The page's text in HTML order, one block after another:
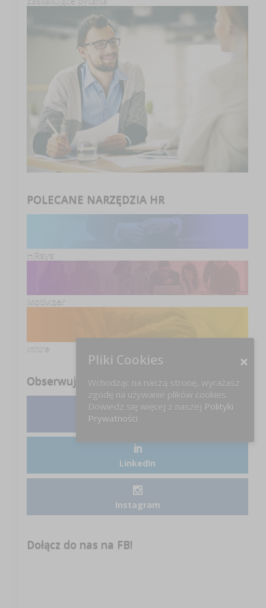
POLECANE NARZĘDZIA HR
HRsys
Motivizer
Inhire
Obserwuj nas
Facebook
LinkedIn
Instagram
Dołącz do nas na FB!
Pliki Cookies
Wchodząc na naszą stronę, wyrażasz
zgodę na używanie plików cookies.
Dowiedz się więcej z naszej Polityki
Prywatności